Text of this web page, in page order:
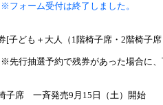
※フォーム受付は終了しました。
※先行抽選予約で残券があった場合に